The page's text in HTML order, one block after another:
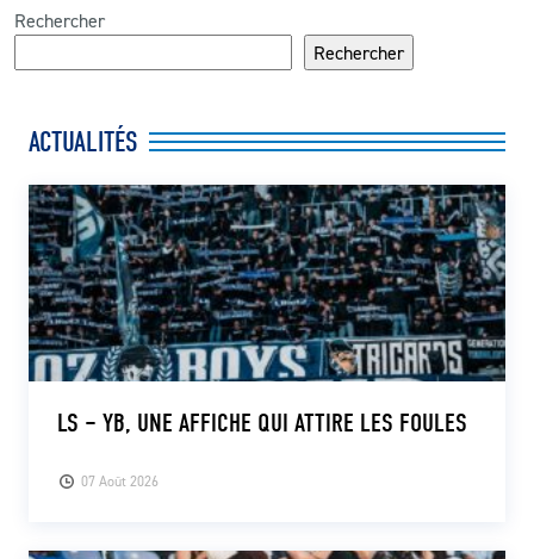
Rechercher
Rechercher
ACTUALITÉS
07 Août 2026
LS – YB, UNE AFFICHE QUI ATTIRE LES FOULES